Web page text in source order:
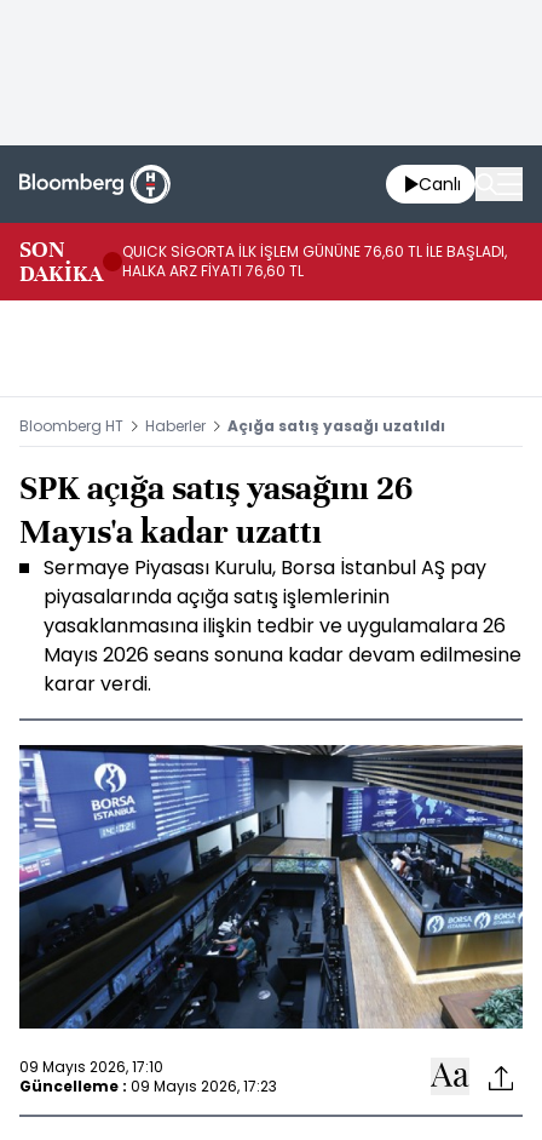
Canlı
SON
DAKİKA
QUICK SİGORTA İLK İŞLEM GÜNÜNE 76,60 TL İLE BAŞLADI,
HALKA ARZ FİYATI 76,60 TL
Bloomberg HT Haberler Açığa satış yasağı uzatıldı
SPK açığa satış yasağını 26
Mayıs'a kadar uzattı
Sermaye Piyasası Kurulu, Borsa İstanbul AŞ pay
piyasalarında açığa satış işlemlerinin
yasaklanmasına ilişkin tedbir ve uygulamalara 26
Mayıs 2026 seans sonuna kadar devam edilmesine
karar verdi.
09 Mayıs 2026, 17:10
Güncelleme : 09 Mayıs 2026, 17:23